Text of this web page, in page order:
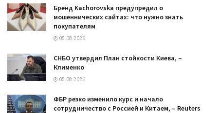
Бренд Kachorovska предупредил о
мошеннических сайтах: что нужно знать
покупателям
05.08.2026
СНБО утвердил План стойкости Киева, –
Клименко
05.08.2026
ФБР резко изменило курс и начало
сотрудничество с Россией и Китаем, – Reuters